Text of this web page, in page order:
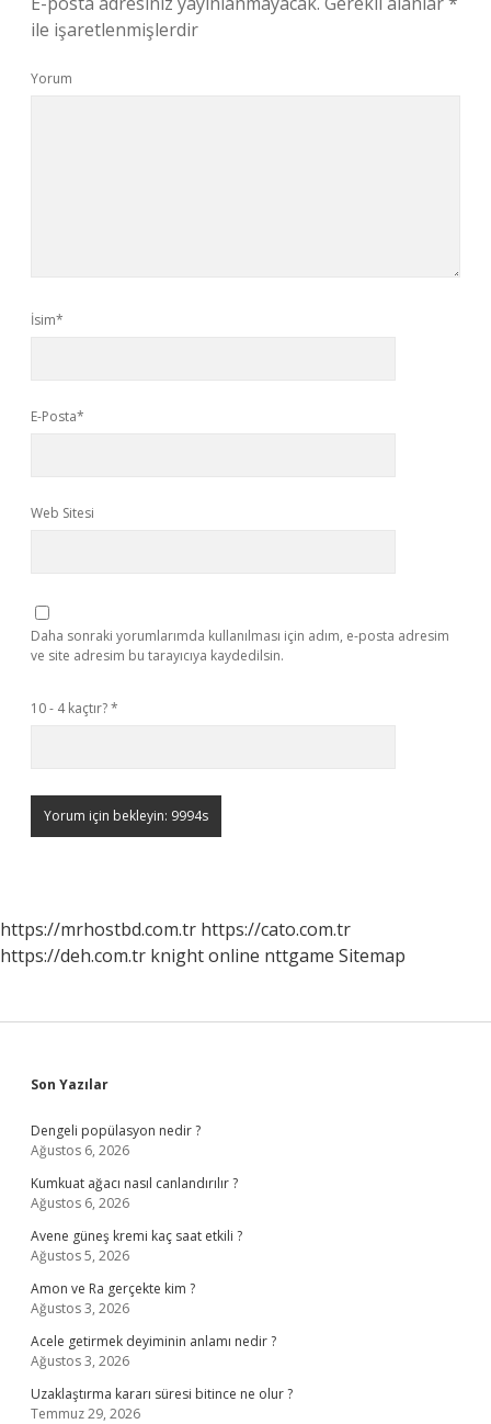
ile işaretlenmişlerdir
Yorum
İsim*
E-Posta*
Web Sitesi
Daha sonraki yorumlarımda kullanılması için adım, e-posta adresim
ve site adresim bu tarayıcıya kaydedilsin.
10 - 4 kaçtır?*
https://mrhostbd.com.tr https://cato.com.tr
https://deh.com.tr knight online nttgame Sitemap
Sidebar
Son Yazılar
Dengeli popülasyon nedir ?
Ağustos 6, 2026
Kumkuat ağacı nasıl canlandırılır ?
Ağustos 6, 2026
Avene güneş kremi kaç saat etkili ?
Ağustos 5, 2026
Amon ve Ra gerçekte kim ?
Ağustos 3, 2026
Acele getirmek deyiminin anlamı nedir ?
Ağustos 3, 2026
Uzaklaştırma kararı süresi bitince ne olur ?
Temmuz 29, 2026